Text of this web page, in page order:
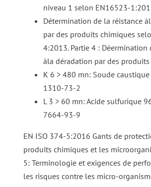
niveau 1 selon EN16523-
Détermination de la réistance
par des produits chimiques
4:2013. Partie 4 : Déermination
àla déradation par des
K 6 > 480 mn: Soude caustique
1310-73-2
L 3 > 60 mn: Acide sulfurique 96
7664-93-9
EN ISO 374-5:2016 Gants de
produits chimiques et les
5: Terminologie et exigences de
les risques contre les micro-